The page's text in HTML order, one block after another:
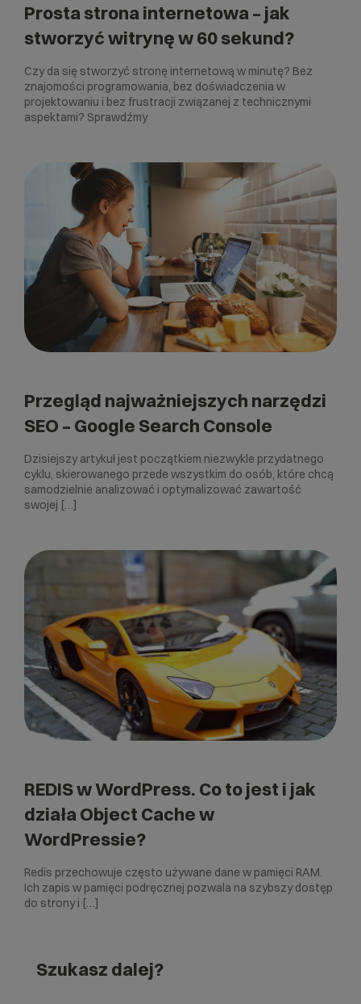
Prosta strona internetowa – jak
stworzyć witrynę w 60 sekund?
Czy da się stworzyć stronę internetową w minutę? Bez
znajomości programowania, bez doświadczenia w
projektowaniu i bez frustracji związanej z technicznymi
aspektami? Sprawdźmy
Przegląd najważniejszych narzędzi
SEO – Google Search Console
Dzisiejszy artykuł jest początkiem niezwykle przydatnego
cyklu, skierowanego przede wszystkim do osób, które chcą
samodzielnie analizować i optymalizować zawartość
swojej […]
REDIS w WordPress. Co to jest i jak
działa Object Cache w
WordPressie?
Redis przechowuje często używane dane w pamięci RAM.
Ich zapis w pamięci podręcznej pozwala na szybszy dostęp
do strony i […]
Szukasz dalej?